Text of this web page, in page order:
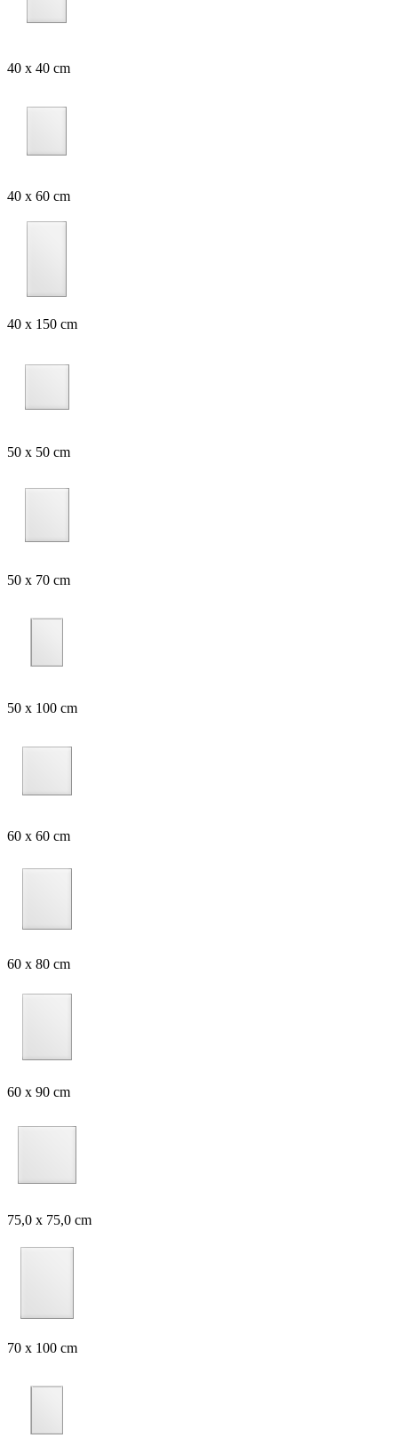
40 x 40 cm
40 x 60 cm
40 x 150 cm
50 x 50 cm
50 x 70 cm
50 x 100 cm
60 x 60 cm
60 x 80 cm
60 x 90 cm
75,0 x 75,0 cm
70 x 100 cm